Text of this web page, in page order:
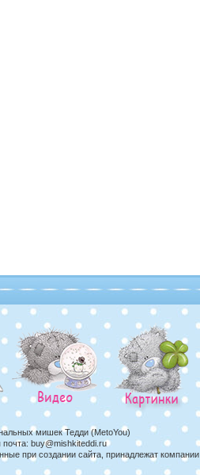
мишек Тедди (MetoYou)
почта: buy@mishkiteddi.ru
при создании сайта, принадлежат компании